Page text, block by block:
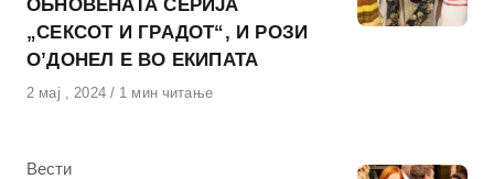
ОБНОВЕНАТА СЕРИЈА
„СЕКСОТ И ГРАДОТ“, И РОЗИ
О’ДОНЕЛ Е ВО ЕКИПАТА
Објавено
2 мај , 2024 1 мин читање
КАтегорија
Вести